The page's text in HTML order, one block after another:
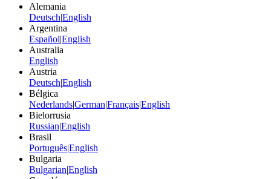
Alemania
Deutsch|English
Argentina
Español|English
Australia
English
Austria
Deutsch|English
Bélgica
Nederlands|German|Français|English
Bielorrusia
Russian|English
Brasil
Português|English
Bulgaria
Bulgarian|English